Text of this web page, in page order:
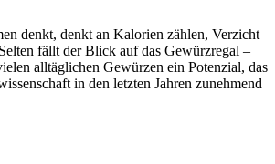
denkt, denkt an Kalorien zählen, Verzicht
fällt der Blick auf das Gewürzregal –
alltäglichen Gewürzen ein Potenzial, das
in den letzten Jahren zunehmend